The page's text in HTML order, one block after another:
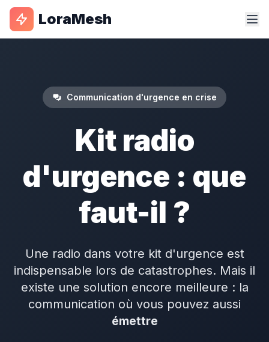
LoraMesh
Communication d'urgence en crise
Kit radio
d'urgence : que
faut-il ?
Une radio dans votre kit d'urgence est
indispensable lors de catastrophes. Mais il
existe une solution encore meilleure : la
communication où vous pouvez aussi
émettre